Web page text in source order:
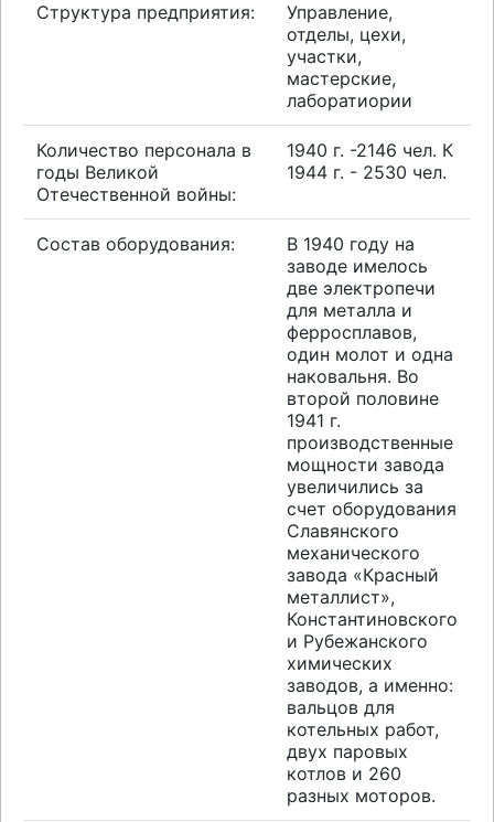
Структура предприятия:
Управление,
отделы, цехи,
участки,
мастерские,
лаборатиории
Количество персонала в
годы Великой
Отечественной войны:
1940 г. -2146 чел. К
1944 г. - 2530 чел.
Состав оборудования:
В 1940 году на
заводе имелось
две электропечи
для металла и
ферросплавов,
один молот и одна
наковальня. Во
второй половине
1941 г.
производственные
мощности завода
увеличились за
счет оборудования
Славянского
механического
завода «Красный
металлист»,
Константиновского
и Рубежанского
химических
заводов, а именно:
вальцов для
котельных работ,
двух паровых
котлов и 260
разных моторов.